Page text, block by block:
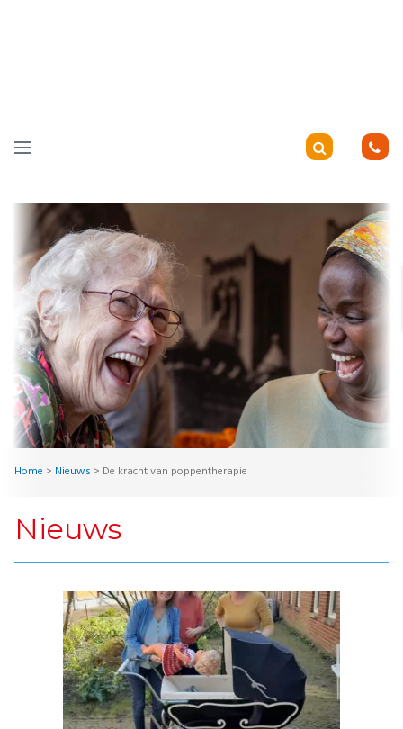
Home > Nieuws > De kracht van poppentherapie
Nieuws